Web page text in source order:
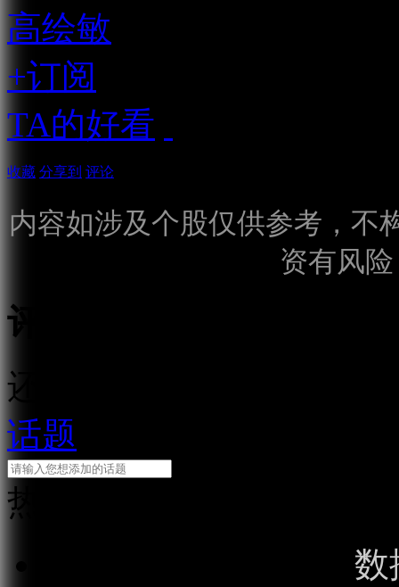
高绘敏
+订阅
TA的好看
收藏 分享到 评论
内容如涉及个股仅供参考，不
资有风
评论
还需输入10个字
话题
热门话题
数